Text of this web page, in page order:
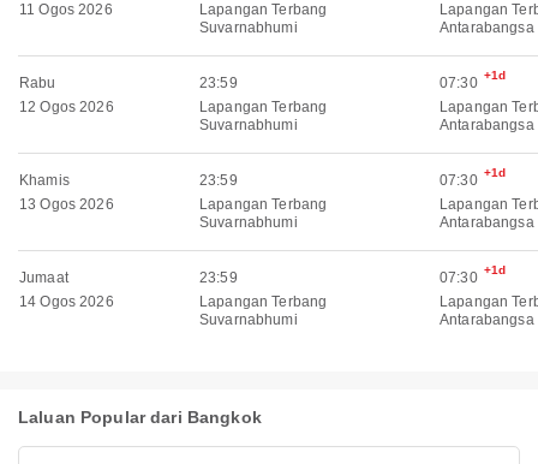
11 Ogos 2026
Lapangan Terbang
Suvarnabhumi
Lapangan
Antarabangsa
Rabu
12 Ogos 2026
23:59
Lapangan Terbang
Suvarnabhumi
07:30 +1d
Lapangan
Antarabangsa
Khamis
13 Ogos 2026
23:59
Lapangan Terbang
Suvarnabhumi
07:30 +1d
Lapangan
Antarabangsa
Jumaat
14 Ogos 2026
23:59
Lapangan Terbang
Suvarnabhumi
07:30 +1d
Lapangan
Antarabangsa
Laluan Popular dari Bangkok